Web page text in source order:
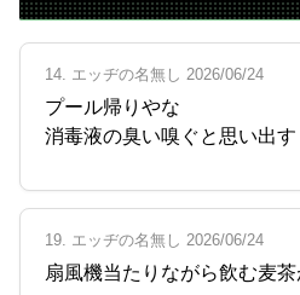
14. エッヂの名無し 2026/06/24
プール帰りやな
消毒液の臭い嗅ぐと思い出す
19. エッヂの名無し 2026/06/24
扇風機当たりながら飲む麦